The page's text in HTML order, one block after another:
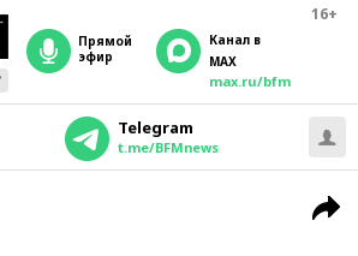
16+
прямой
эфир
Канал в
MAX
max.ru/bfm
Telegram
t.me/BFMnews